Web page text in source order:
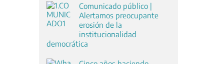
Comunicado público |
Alertamos preocupante
erosión de la
institucionalidad
democrática